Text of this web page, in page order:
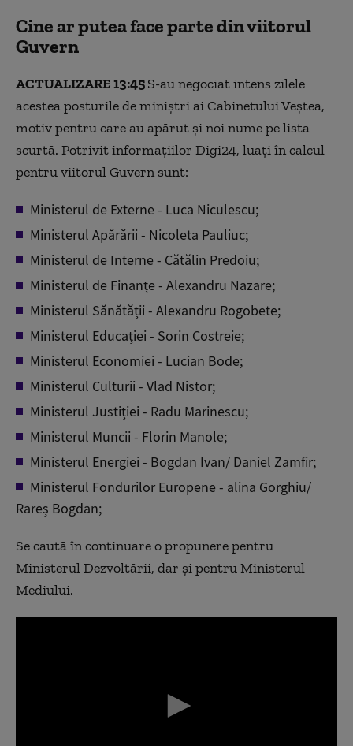
0
seconds
Cine ar putea face parte din viitorul
Guvern
ACTUALIZARE 13:45S-au negociat intens zilele
acestea posturile de miniștri ai Cabinetului Veștea,
motiv pentru care au apărut și noi nume pe lista
scurtă. Potrivit informațiilor Digi24, luați în calcul
pentru viitorul Guvern sunt:
Ministerul de Externe - Luca Niculescu;
Ministerul Apărării - Nicoleta Pauliuc;
Ministerul de Interne - Cătălin Predoiu;
Ministerul de Finanțe - Alexandru Nazare;
Ministerul Sănătății - Alexandru Rogobete;
Ministerul Educației - Sorin Costreie;
Ministerul Economiei - Lucian Bode;
Ministerul Culturii - Vlad Nistor;
Ministerul Justiției - Radu Marinescu;
Ministerul Muncii - Florin Manole;
Ministerul Energiei - Bogdan Ivan/ Daniel Zamfir;
Ministerul Fondurilor Europene - alina Gorghiu/
Rareș Bogdan;
Se caută în continuare o propunere pentru
Ministerul Dezvoltării, dar și pentru Ministerul
Mediului.